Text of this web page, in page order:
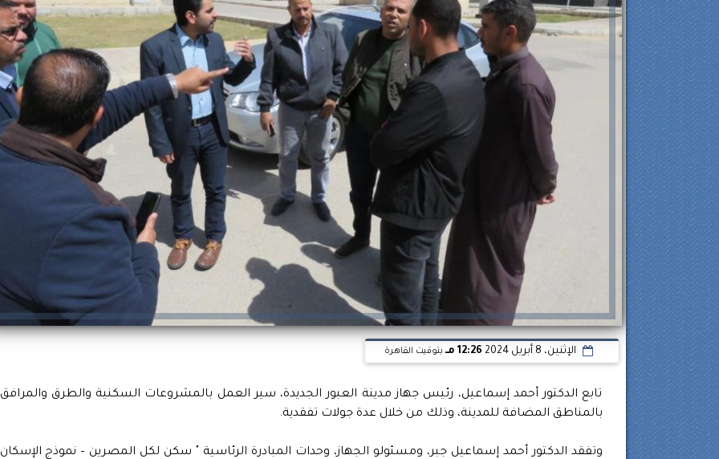
الإثنين، 8 أبريل 2024 12:26 مـ بتوقيت القاهرة
تابع الدكتور أحمد إسماعيل، رئيس جهاز مدينة العبور الجديدة، سير العمل بالمشروعات السكنية والطرق والمرافق
بالمناطق المضافة للمدينة، وذلك من خلال عدة جولات تفقدية.
وتفقد الدكتور أحمد إسماعيل جبر، ومسئولو الجهاز، وحدات المبادرة الرئاسية " سكن لكل المصرين – نموذج الإسكان